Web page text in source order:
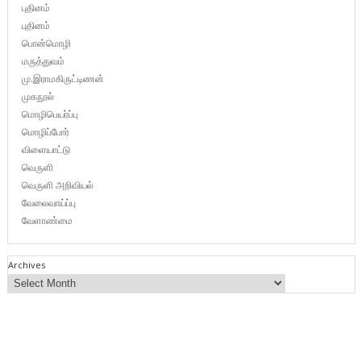
புதினம்
புதினம்
பொன்மொழி
மருத்துவம்
மு.இராமகிருட்டிணன்
முகநூல்
மொழிபெயர்ப்பு
மொழிப்போர்
விளையாட்டு
வெருளி
வெருளி அறிவியல்
வேலைவாய்ப்பு
வேளாண்மை
Archives